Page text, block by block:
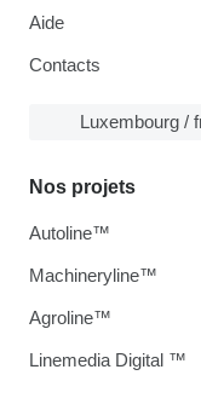
Aide
Contacts
Luxembourg /
Nos projets
Autoline™
Machineryline™
Agroline™
Linemedia Digital ™